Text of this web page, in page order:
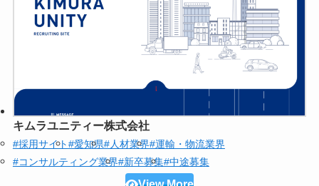
キムラユニティー株式会社
#採用サイト#愛知県#人材業界#運輸・物流業界
#コンサルティング業界#新卒募集#中途募集